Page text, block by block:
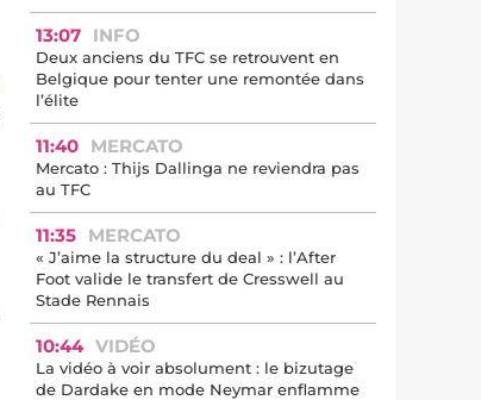
13:07 INFO
Deux anciens du TFC se retrouvent en
Belgique pour tenter une remontée dans
l’élite
11:40 MERCATO
Mercato : Thijs Dallinga ne reviendra pas
au TFC
11:35 MERCATO
« J’aime la structure du deal » : l’After
Foot valide le transfert de Cresswell au
Stade Rennais
10:44 VIDÉO
La vidéo à voir absolument : le bizutage
de Dardake en mode Neymar enflamme